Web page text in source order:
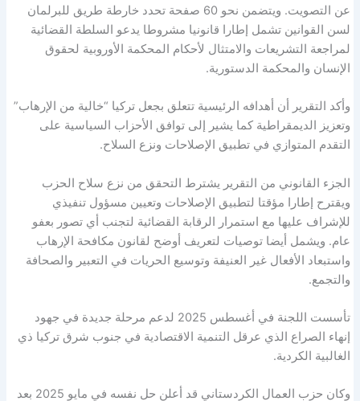
عن التصويت. ويتضمن نحو 60 صفحة تحدد خارطة طريق للبرلمان
لسن القوانين تشمل إطارا قانونيا مشروطا يدعو السلطة القضائية
لمراجعة التشريعات والامتثال لأحكام المحكمة الأوروبية لحقوق
الإنسان والمحكمة الدستورية.
وأكد التقرير أن أهدافه الرئيسية تتعلق بجعل تركيا “خالية من الإرهاب”
وتعزيز الديمقراطية كما يشير إلى توافق الأحزاب السياسية على
التقدم المتوازي في تطبيق الإصلاحات ونزع السلاح.
الجزء القانوني من التقرير يشترط التحقق من نزع سلاح الحزب
ويقترح إطارا مؤقتا لتطبيق الإصلاحات وتعيين مسؤول تنفيذي
للإشراف عليها مع استمرار الرقابة القضائية لتجنب أي تصور بعفو
عام. ويشمل أيضا توصيات لتعريف أوضح لقانون مكافحة الإرهاب
واستبعاد الأفعال غير العنيفة وتوسيع الحريات في التعبير والصحافة
والتجمع.
تأسست اللجنة في أغسطس 2025 لدعم مرحلة جديدة في جهود
إنهاء الصراع الذي عرقل التنمية الاقتصادية في جنوب شرق تركيا ذي
الغالبية الكردية.
وكان حزب العمال الكردستاني قد أعلن حل نفسه في مايو 2025 بعد